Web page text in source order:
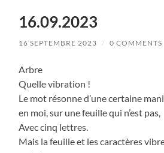
16.09.2023
16 SEPTEMBRE 2023 / 0 COMMENTS
Arbre
Quelle vibration !
Le mot résonne d’une certaine
en moi, sur une feuille qui n’est pas,
Avec cinq lettres.
Mais la feuille et les caractères